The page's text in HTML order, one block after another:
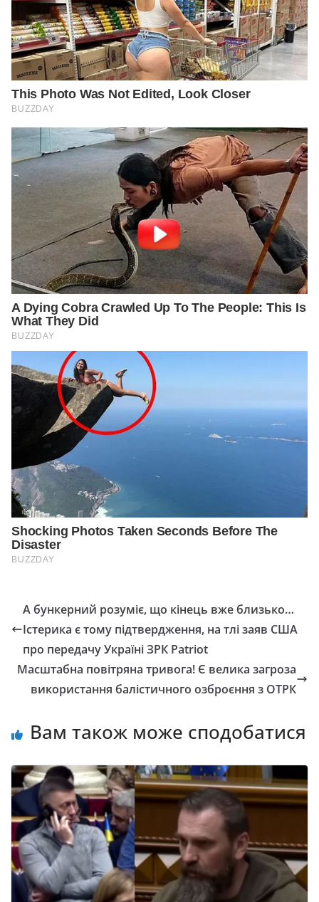
А бункерний розуміє, що кінець вже близько…
Істерика є тому підтвердження, на тлі заяв США
про передачу Україні ЗРК Patriot
Масштабна повітряна тривога! Є велика загроза
використання балістичного озброєння з ОТРК
Вам також може сподобатися